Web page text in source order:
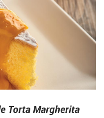
Torta Margherita